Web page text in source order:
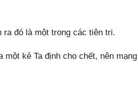
ra đó là một trong các tiên tri.
một kẻ Ta định cho chết, nên